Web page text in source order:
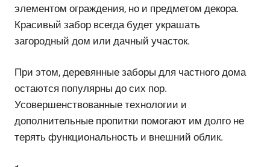
элементом ограждения, но и предметом декора.
Красивый забор всегда будет украшать
загородный дом или дачный участок.
При этом, деревянные заборы для частного дома
остаются популярны до сих пор.
Усовершенствованные технологии и
дополнительные пропитки помогают им долго не
терять функциональность и внешний облик.